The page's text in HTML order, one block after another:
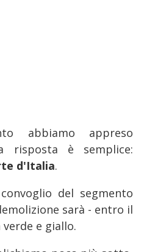
abbiamo appreso
risposta è semplice:
d'Italia.
del segmento
sarà - entro il
e giallo.